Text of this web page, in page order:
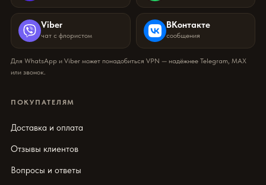
Viber
чат с флористом
ВКонтакте
сообщения
Для WhatsApp и Viber может понадобиться VPN — надёжнее Telegram, MAX
или звонок.
ПОКУПАТЕЛЯМ
Доставка и оплата
Отзывы клиентов
Вопросы и ответы